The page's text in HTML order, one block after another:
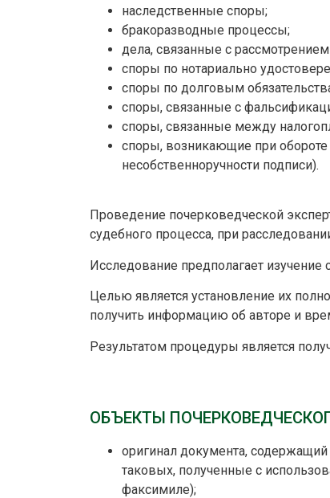
наследственные споры;
бракоразводные процессы;
дела, связанные с
споры по нотариально
споры по долговым
споры, связанные с
споры, связанные между
споры, возникающие при
несобственноручности подписи).
Проведение почерковедческой
судебного процесса, при
Исследование предполагает
Целью является установление их
получить информацию об авторе и
Результатом процедуры является
ОБЪЕКТЫ
оригинал документа,
таковых, полученные с
факсимиле);